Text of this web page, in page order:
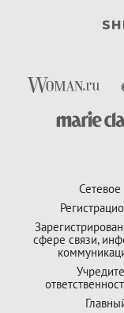
сфере связи,